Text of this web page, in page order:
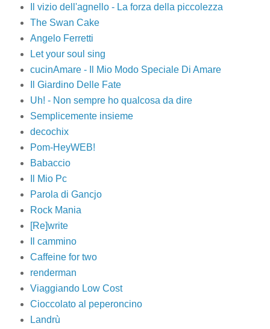
Il vizio dell'agnello - La forza della piccolezza
The Swan Cake
Angelo Ferretti
Let your soul sing
cucinAmare - Il Mio Modo Speciale Di Amare
Il Giardino Delle Fate
Uh! - Non sempre ho qualcosa da dire
Semplicemente insieme
decochix
Pom-HeyWEB!
Babaccio
Il Mio Pc
Parola di Gancjo
Rock Mania
[Re]write
Il cammino
Caffeine for two
renderman
Viaggiando Low Cost
Cioccolato al peperoncino
Landrù